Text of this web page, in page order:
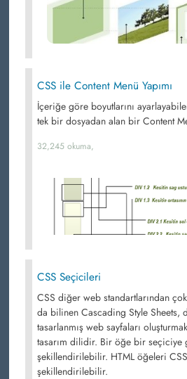
CSS ile Content Menü Yapımı
İçeriğe göre boyutlarını
tek bir dosyadan alan bir Content
32,245 okuma,
CSS Seçicileri
CSS diğer web standartlarından
da bilinen Cascading Style Sheets,
tasarlanmış web sayfaları
tasarım dilidir. Bir öğe bir seçiciye
şekillendirilebilir. HTML öğeleri
şekillendirilebilir.